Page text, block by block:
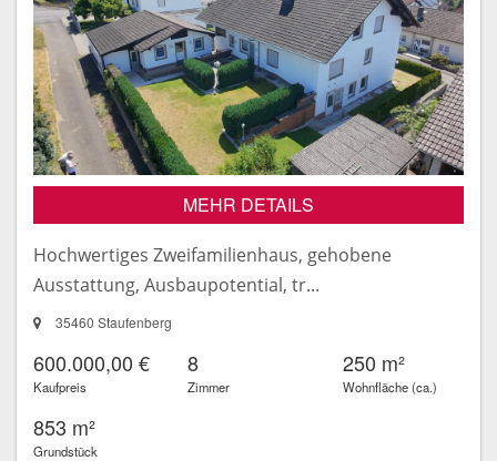
MEHR DETAILS
Hochwertiges Zweifamilienhaus, gehobene
Ausstattung, Ausbaupotential, tr...
35460 Staufenberg
600.000,00 €
Kaufpreis
8
Zimmer
250 m²
Wohnfläche (ca.)
853 m²
Grundstück